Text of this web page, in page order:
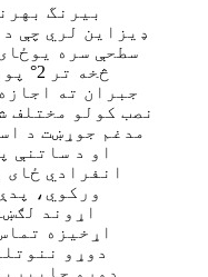
ډیزاین لري چې
څخه
جبران ته
نصب کولو مختلف
مدغم جوړښت د
او د ساتنې
انفرادي ځای
ورکوي،
اړوند
اړخیزه
دوړو
دوړو